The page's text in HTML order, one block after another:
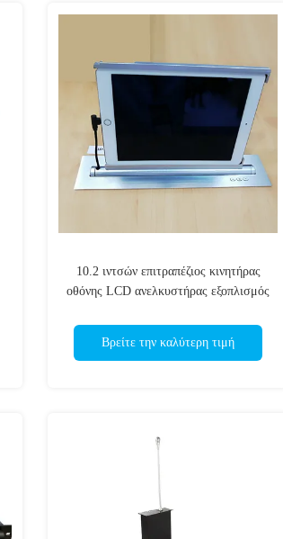
10.2 ιντσών επιτραπέζιος κινητήρας
οθόνης LCD ανελκυστήρας εξοπλισμός
Βρείτε την καλύτερη τιμή